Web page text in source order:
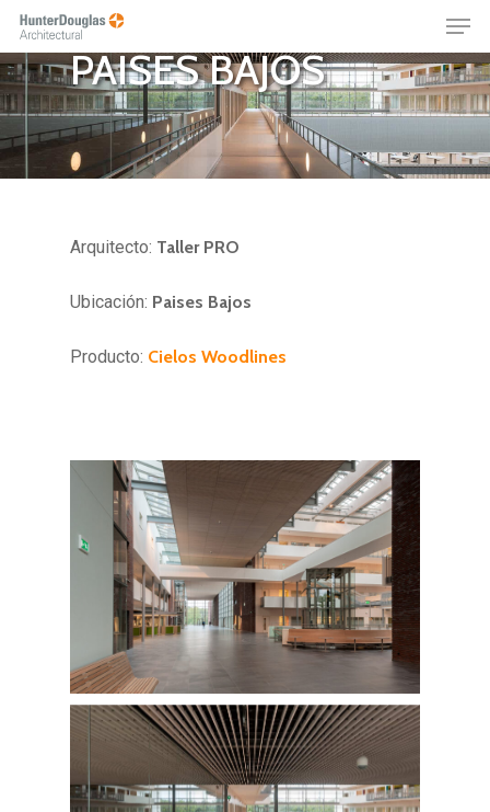
Skip
main
content
AMERSFOORT –
PAISES BAJOS
Arquitecto: Taller PRO
Ubicación: Paises Bajos
Producto: Cielos Woodlines